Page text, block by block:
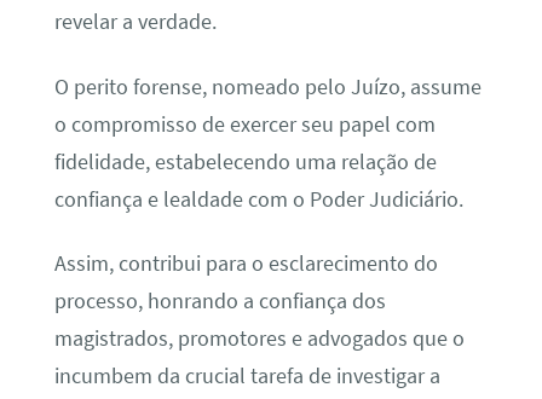
revelar a verdade.
O perito forense, nomeado pelo Juízo, assume
o compromisso de exercer seu papel com
fidelidade, estabelecendo uma relação de
confiança e lealdade com o Poder Judiciário.
Assim, contribui para o esclarecimento do
processo, honrando a confiança dos
magistrados, promotores e advogados que o
incumbem da crucial tarefa de investigar a